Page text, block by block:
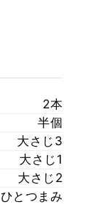
2本
半個
大さじ3
大さじ1
大さじ2
ひとつまみ